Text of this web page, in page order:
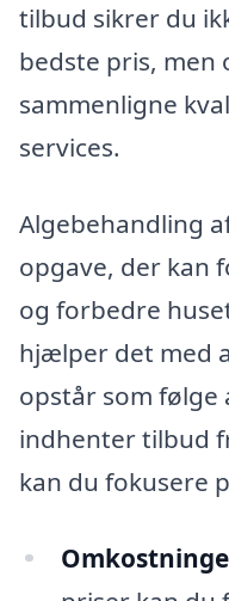
tilbud sikrer du
bedste pris, men
sammenligne
services.
Algebehandling
opgave, der kan
og forbedre
hjælper det med
opstår som følge
indhenter tilbud
kan du fokusere